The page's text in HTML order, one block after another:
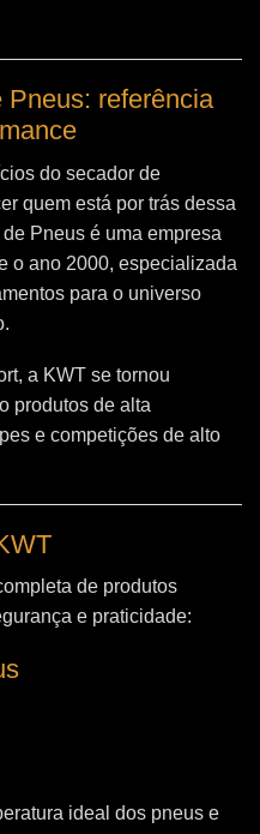
Pneus: referência
do secador de
quem está por trás dessa
de Pneus é uma empresa
o ano 2000, especializada
para o universo
a KWT se tornou
produtos de alta
e competições de alto
de produtos
e praticidade:
ideal dos pneus e